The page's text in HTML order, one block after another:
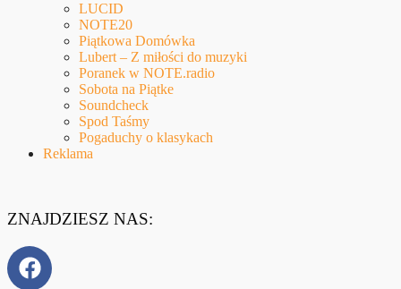
LUCID
NOTE20
Piątkowa Domówka
Lubert – Z miłości do muzyki
Poranek w NOTE.radio
Sobota na Piątke
Soundcheck
Spod Taśmy
Pogaduchy o klasykach
Reklama
ZNAJDZIESZ NAS: